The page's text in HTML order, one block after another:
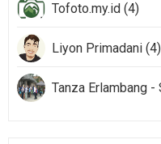
Tofoto.my.id (4)
Liyon Primadani (4)
Tanza Erlambang